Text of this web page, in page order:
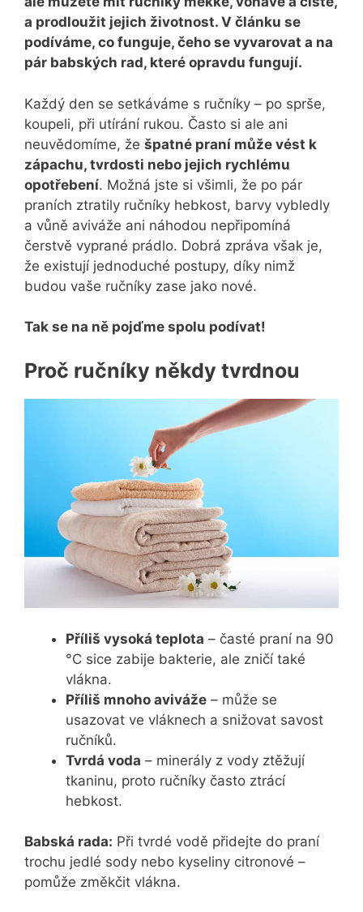
a prodloužit jejich životnost. V článku se
podíváme, co funguje, čeho se vyvarovat a na
pár babských rad, které opravdu fungují.
Každý den se setkáváme s ručníky – po sprše,
koupeli, při utírání rukou. Často si ale ani
neuvědomíme, že špatné praní může vést k
zápachu, tvrdosti nebo jejich rychlému
opotřebení. Možná jste si všimli, že po pár
praních ztratily ručníky hebkost, barvy vybledly
a vůně aviváže ani náhodou nepřipomíná
čerstvě vyprané prádlo. Dobrá zpráva však je,
že existují jednoduché postupy, díky nimž
budou vaše ručníky zase jako nové.
Tak se na ně pojďme spolu podívat!
Proč ručníky někdy tvrdnou
Příliš vysoká teplota – časté praní na 90
°C sice zabije bakterie, ale zničí také
vlákna.
Příliš mnoho aviváže – může se
usazovat ve vláknech a snižovat savost
ručníků.
Tvrdá voda – minerály z vody ztěžují
tkaninu, proto ručníky často ztrácí
hebkost.
Babská rada: Při tvrdé vodě přidejte do praní
trochu jedlé sody nebo kyseliny citronové –
pomůže změkčit vlákna.